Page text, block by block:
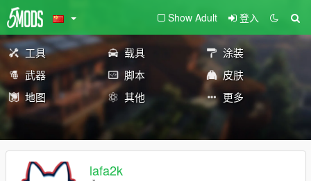
Show Adult 登入
工具 载具
涂装
武器
脚本
皮肤
地图
其他 更多
lafa2k